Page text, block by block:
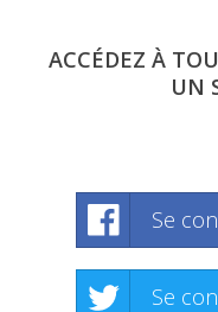
ACCÉDEZ À
UN
Se
Se